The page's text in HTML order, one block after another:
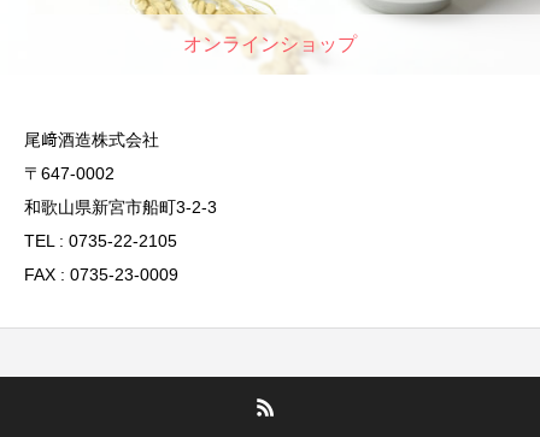
オンラインショップ
尾﨑酒造株式会社
〒647-0002
和歌山県新宮市船町3-2-3
TEL : 0735-22-2105
FAX : 0735-23-0009